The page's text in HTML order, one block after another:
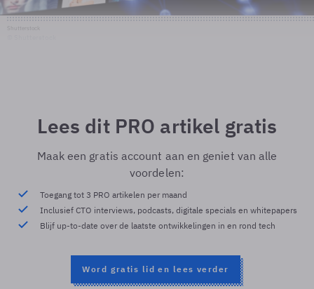
Lees dit PRO artikel gratis
Maak een gratis account aan en geniet van alle
voordelen:
Toegang tot 3 PRO artikelen per maand
Inclusief CTO interviews, podcasts, digitale specials en whitepapers
Blijf up-to-date over de laatste ontwikkelingen in en rond tech
Word gratis lid en lees verder